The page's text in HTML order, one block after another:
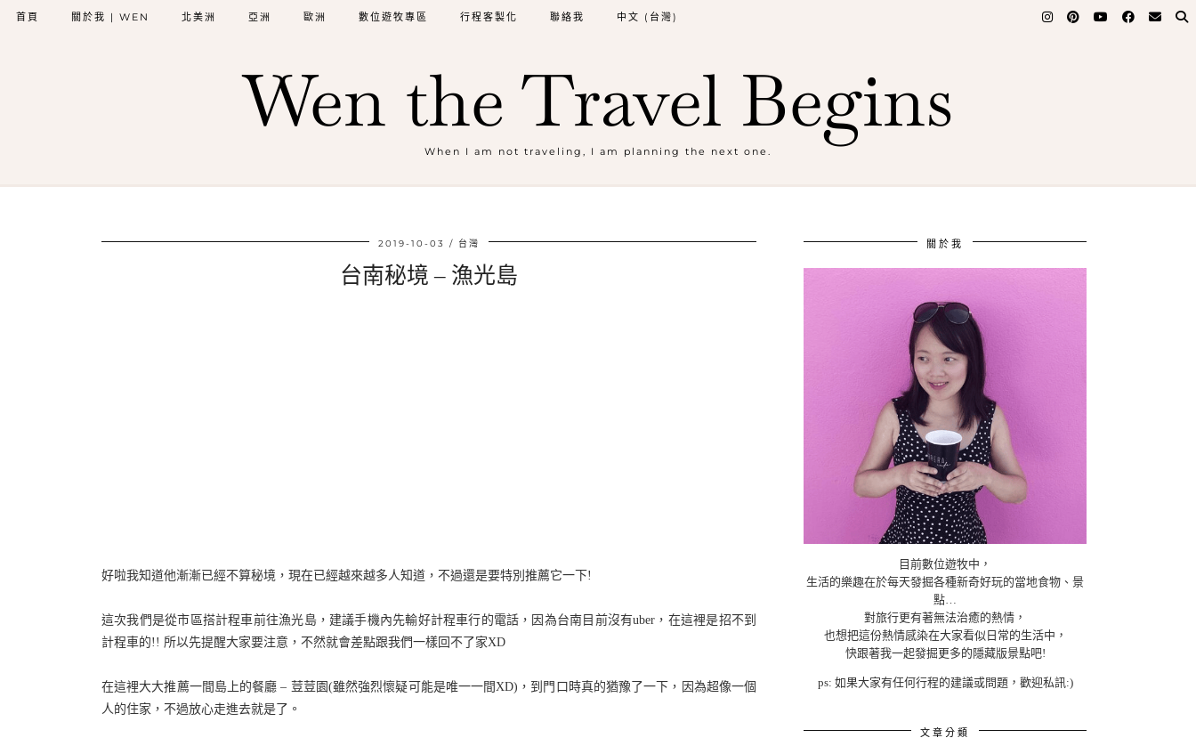
Wen the Travel Begins
When I am not traveling, I am planning the next one.
首頁 關於我 | WEN 北美洲 亞洲 歐洲 數位遊牧專區 行程客製化 聯絡我 中文 (台灣)
2019-10-03 台灣
台南秘境 – 漁光島
好啦我知道他漸漸已經不算秘境，現在已經越來越多人知道，不過還是要特別推薦它一下!
這次我們是從市區搭計程車前往漁光島，建議手機內先輸好計程車行的電話，因為台南目前沒有uber，在這裡是招不到
計程車的!! 所以先提醒大家要注意，不然就會差點跟我們一樣回不了家XD
在這裡大大推薦一間島上的餐廳 – 荳荳園(雖然強烈懷疑可能是唯一一間XD)，到門口時真的猶豫了一下，因為超像一個
人的住家，不過放心走進去就是了。
關於我
目前數位遊牧中，
生活的樂趣在於每天發掘各種新奇好玩的當地食物、景
點…
對旅行更有著無法治癒的熱情，
也想把這份熱情感染在大家看似日常的生活中，
快跟著我一起發掘更多的隱藏版景點吧!
ps: 如果大家有任何行程的建議或問題，歡迎私訊:)
文章分類